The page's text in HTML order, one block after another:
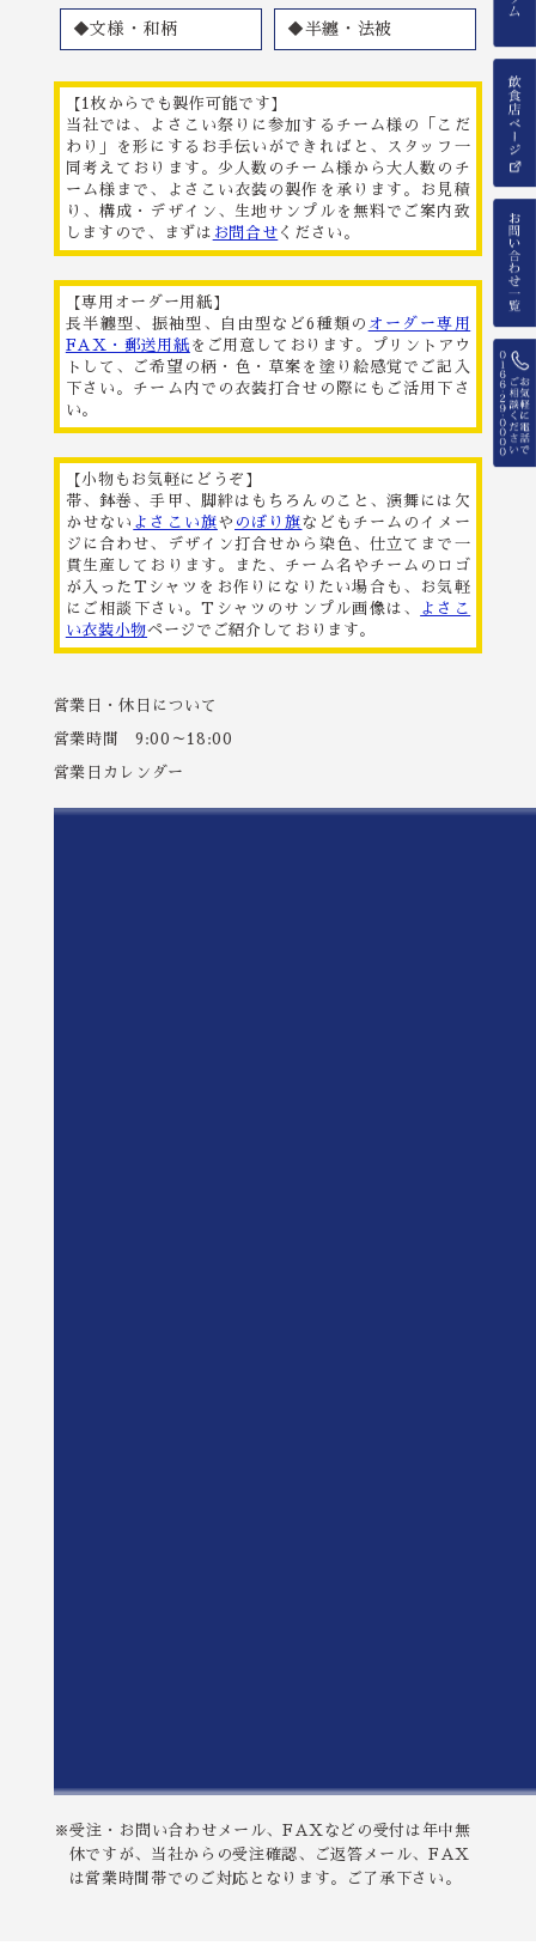
◆文様・和柄 ◆半纏・法被
【1枚からでも製作可能です】
当社では、よさこい祭りに参加するチーム様の「こだ
わり」を形にするお手伝いができればと、スタッフ一
同考えております。少人数のチーム様から大人数のチ
ーム様まで、よさこい衣装の製作を承ります。お見積
り、構成・デザイン、生地サンプルを無料でご案内致
しますので、まずは お問合せ ください。
【専用オーダー用紙】
長半纏型、振袖型、自由型など6種類の オーダー専用
FAX・郵送用紙 をご用意しております。プリントアウ
トして、ご希望の柄・色・草案を塗り絵感覚でご記入
下さい。チーム内での衣装打合せの際にもご活用下さ
い。
【小物もお気軽にどうぞ】
帯、鉢巻、手甲、脚絆はもちろんのこと、演舞には欠
かせない よさこい旗や のぼり旗などもチームのイメー
ジに合わせ、デザイン打合せから染色、仕立てまで一
貫生産しております。また、チーム名やチームのロゴ
が入ったTシャツをお作りになりたい場合も、お気軽
にご相談下さい。Tシャツのサンプル画像は、
よさこ
い衣装小物ページでご紹介しております。
営業日・休日について
営業時間 9:00～18:00
営業日カレンダー
※受注・お問い合わせメール、FAXなどの受付は年中無
休ですが、当社からの受注確認、ご返答メール、FAX
は営業時間帯でのご対応となります。ご了承下さい。